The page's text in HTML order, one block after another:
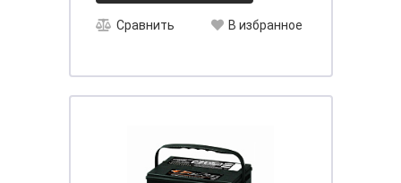
Сравнить В избранное